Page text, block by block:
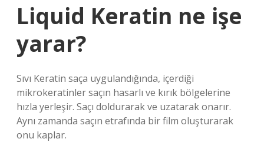
Liquid Keratin ne işe
yarar?
Sıvı Keratin saça uygulandığında, içerdiği
mikrokeratinler saçın hasarlı ve kırık bölgelerine
hızla yerleşir. Saçı doldurarak ve uzatarak onarır.
Aynı zamanda saçın etrafında bir film oluşturarak
onu kaplar.